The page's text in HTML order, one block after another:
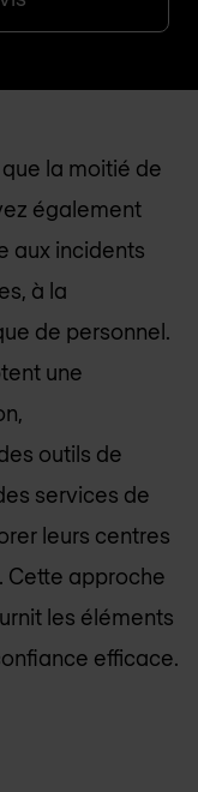
la moitié de
également
aux incidents
à la
de personnel.
une
outils de
services de
leurs centres
Cette approche
les éléments
efficace.